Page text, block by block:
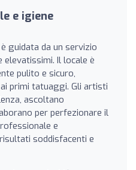
e igiene
guidata da un servizio
Il locale è
pulito e sicuro,
primi tatuaggi. Gli artisti
ascoltano
per perfezionare il
e
soddisfacenti e